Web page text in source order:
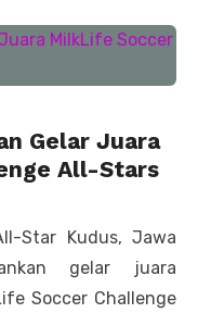
Gelar Juara
All-Stars
Star Kudus, Jawa
gelar juara
Soccer Challenge